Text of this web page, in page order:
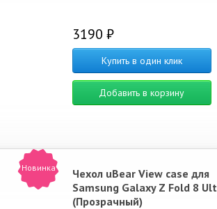
3190 ₽
Купить в один клик
Добавить в корзину
Новинка
Чехол uBear View case для
Samsung Galaxy Z Fold 8
(Прозрачный)